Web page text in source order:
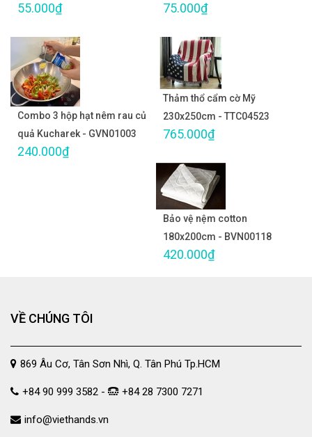
55.000₫ 75.000₫
Combo 3 hộp hạt nêm rau củ
quả Kucharek - GVN01003
240.000₫
Thảm thổ cẩm cờ Mỹ
230x250cm - TTC04523
765.000₫
Bảo vệ nệm cotton
180x200cm - BVN00118
420.000₫
VỀ CHÚNG TÔI
869 Âu Cơ, Tân Sơn Nhì, Q. Tân Phú Tp.HCM
+84 90 999 3582 - +84 28 7300 7271
info@viethands.vn